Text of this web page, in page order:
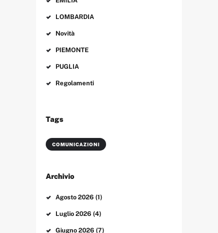
LOMBARDIA
Novità
PIEMONTE
PUGLIA
Regolamenti
Tags
COMUNICAZIONI
Archivio
Agosto 2026 (1)
Luglio 2026 (4)
Giugno 2026 (7)